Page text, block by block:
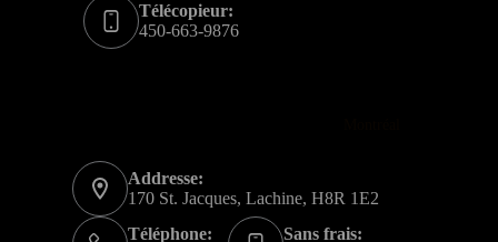
Télécopieur:
450-663-9876
Addresse:
170 St. Jacques, Lachine, H8R 1E2
Téléphone:
Sans frais: